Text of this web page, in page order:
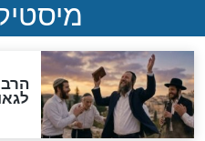
"לפני
והכחשה
האמונה"